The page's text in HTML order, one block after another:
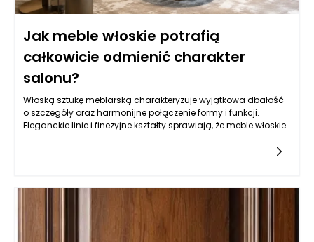
Jak meble włoskie potrafią
całkowicie odmienić charakter
salonu?
Włoską sztukę meblarską charakteryzuje wyjątkowa dbałość
o szczegóły oraz harmonijne połączenie formy i funkcji.
Eleganckie linie i finezyjne kształty sprawiają, że meble włoskie
są synonimem luksusu i jakości, co znalazło odzwierciedlenie
tych rzeczy łączy w sobie rzemieślniczą precyzję oraz wysokiej
jakości materiały. Ta niewidoczna, ale kluczowa jakość
wyrobów sprawia, że nawet mniej efektowne meble zyskują na
znaczeniu, gdy pojawiają się w eleganckich przestrzeniach.
Dbałość o detale, jak starannie dobrane okucia, a także